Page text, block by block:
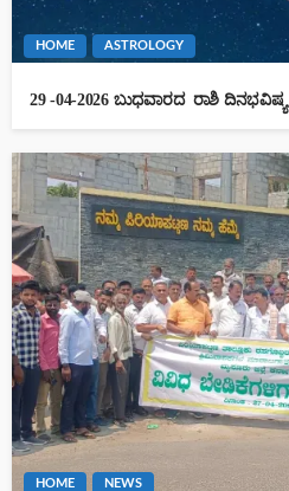
HOME ASTROLOGY
29 -04-2026 ಬುಧವಾರದ ರಾಶಿ ದಿನಭವಿಷ್ಯ
HOME NEWS